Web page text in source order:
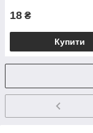
18 ₴
Купити